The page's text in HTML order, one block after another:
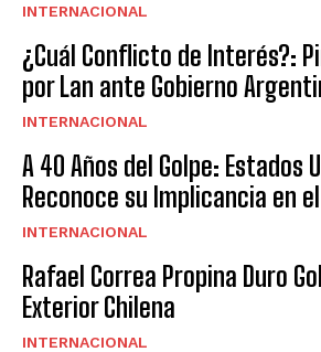
INTERNACIONAL
¿Cuál Conflicto de Interés?:
por Lan ante Gobierno
INTERNACIONAL
A 40 Años del Golpe: Estados
Reconoce su Implicancia en
INTERNACIONAL
Rafael Correa Propina Duro
Exterior Chilena
INTERNACIONAL